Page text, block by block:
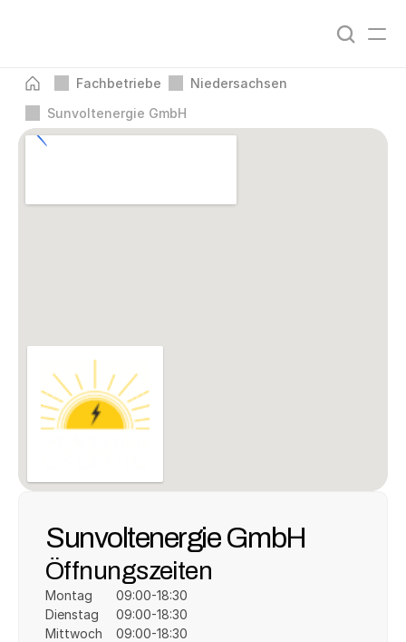
Fachbetriebe
Niedersachsen
Sunvoltenergie GmbH
Sunvoltenergie GmbH
Öffnungszeiten
Montag
Dienstag
Mittwoch
09:00-18:30
09:00-18:30
09:00-18:30